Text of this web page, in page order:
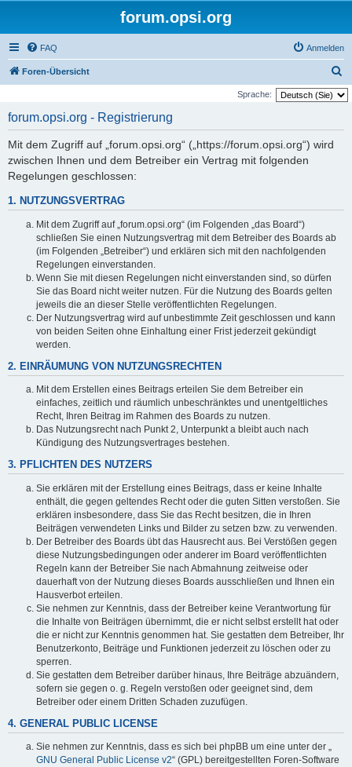
forum.opsi.org
FAQ Anmelden
Foren-Übersicht
u
Sprache:
forum.opsi.org - Registrierung
Mit dem Zugriff auf „forum.opsi.org“ („https://forum.opsi.org“) wird
zwischen Ihnen und dem Betreiber ein Vertrag mit folgenden
Regelungen geschlossen:
1. NUTZUNGSVERTRAG
Mit dem Zugriff auf „forum.opsi.org“ (im Folgenden „das Board“)
schließen Sie einen Nutzungsvertrag mit dem Betreiber des Boards ab
(im Folgenden „Betreiber“) und erklären sich mit den nachfolgenden
Regelungen einverstanden.
Wenn Sie mit diesen Regelungen nicht einverstanden sind, so dürfen
Sie das Board nicht weiter nutzen. Für die Nutzung des Boards gelten
jeweils die an dieser Stelle veröffentlichten Regelungen.
Der Nutzungsvertrag wird auf unbestimmte Zeit geschlossen und kann
von beiden Seiten ohne Einhaltung einer Frist jederzeit gekündigt
werden.
2. EINRÄUMUNG VON NUTZUNGSRECHTEN
Mit dem Erstellen eines Beitrags erteilen Sie dem Betreiber ein
einfaches, zeitlich und räumlich unbeschränktes und unentgeltliches
Recht, Ihren Beitrag im Rahmen des Boards zu nutzen.
Das Nutzungsrecht nach Punkt 2, Unterpunkt a bleibt auch nach
Kündigung des Nutzungsvertrages bestehen.
3. PFLICHTEN DES NUTZERS
Sie erklären mit der Erstellung eines Beitrags, dass er keine Inhalte
enthält, die gegen geltendes Recht oder die guten Sitten verstoßen. Sie
erklären insbesondere, dass Sie das Recht besitzen, die in Ihren
Beiträgen verwendeten Links und Bilder zu setzen bzw. zu verwenden.
Der Betreiber des Boards übt das Hausrecht aus. Bei Verstößen gegen
diese Nutzungsbedingungen oder anderer im Board veröffentlichten
Regeln kann der Betreiber Sie nach Abmahnung zeitweise oder
dauerhaft von der Nutzung dieses Boards ausschließen und Ihnen ein
Hausverbot erteilen.
Sie nehmen zur Kenntnis, dass der Betreiber keine Verantwortung für
die Inhalte von Beiträgen übernimmt, die er nicht selbst erstellt hat oder
die er nicht zur Kenntnis genommen hat. Sie gestatten dem Betreiber, Ihr
Benutzerkonto, Beiträge und Funktionen jederzeit zu löschen oder zu
sperren.
Sie gestatten dem Betreiber darüber hinaus, Ihre Beiträge abzuändern,
sofern sie gegen o. g. Regeln verstoßen oder geeignet sind, dem
Betreiber oder einem Dritten Schaden zuzufügen.
4. GENERAL PUBLIC LICENSE
Sie nehmen zur Kenntnis, dass es sich bei phpBB um eine unter der „
GNU General Public License v2“ (GPL) bereitgestellten Foren-Software